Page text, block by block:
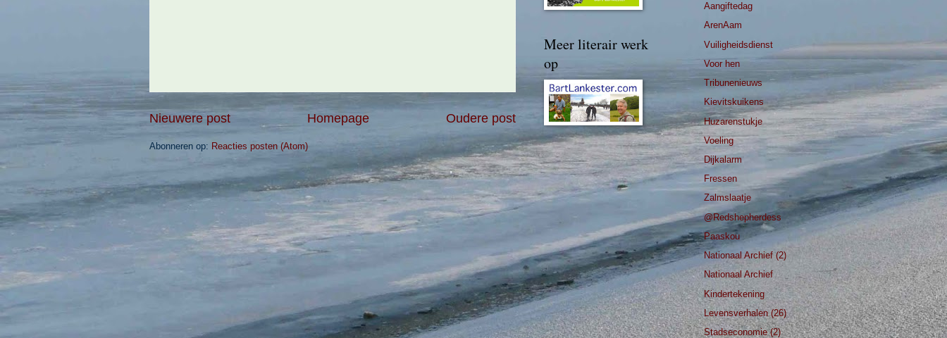
Nieuwere post Oudere post
Homepage
Abonneren op: Reacties posten (Atom)
Meer literair werk
op
Aangiftedag
ArenAam
Vuiligheidsdienst
Voor hen
Tribunenieuws
Kievitskuikens
Huzarenstukje
Voeling
Dijkalarm
Fressen
Zalmslaatje
@Redshepherdess
Paaskou
Nationaal Archief (2)
Nationaal Archief
Kindertekening
Levensverhalen (26)
Stadseconomie (2)